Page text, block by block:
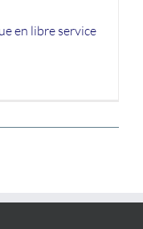
en libre service